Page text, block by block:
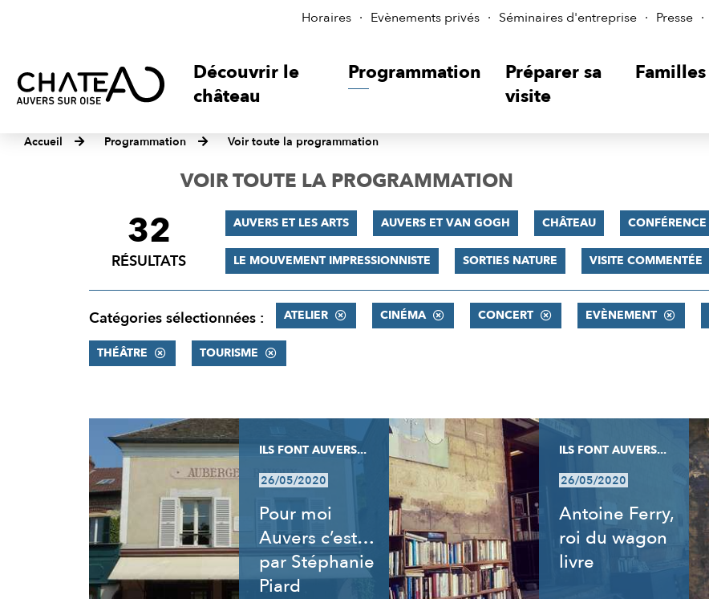
Horaires Evènements privés Séminaires d'entreprise Presse
Découvrir le
château
Programmation
Préparer sa
visite
Familles
Accueil Programmation Voir toute la programmation
VOIR TOUTE LA PROGRAMMATION
FILTRER
RÉSULTATS
32
RÉSULTATS
AUVERS ET LES ARTS AUVERS ET VAN GOGH CHÂTEAU CONFÉRENCE
LE MOUVEMENT IMPRESSIONNISTE SORTIES NATURE VISITE COMMENTÉE
Catégories sélectionnées : ATELIER CINÉMA CONCERT EVÈNEMENT
THÉÂTRE TOURISME
RÉSULTATS
ILS FONT AUVERS...
26/05/2020
Pour moi
Auvers c’est…
par Stéphanie
Piard
ILS FONT AUVERS...
26/05/2020
Antoine Ferry,
roi du wagon
livre